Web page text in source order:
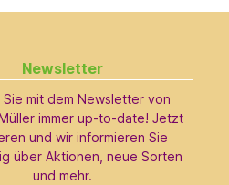
Newsletter
Sie mit dem Newsletter von
immer up-to-date! Jetzt
und wir informieren Sie
über Aktionen, neue Sorten
und mehr.